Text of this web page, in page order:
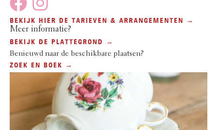
BEKIJK HIER DE TARIEVEN & ARRANGEMENTEN →
Meer informatie?
BEKIJK DE PLATTEGROND →
Benieuwd naar de beschikbare plaatsen?
ZOEK EN BOEK →